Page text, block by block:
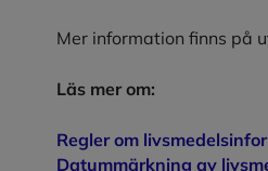
Mer information finns på
Läs mer om:
Regler om
Datummärkning av